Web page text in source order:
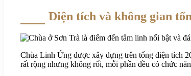
Diện tích và không gian
Chùa Linh Ứng được xây dựng trên tổng diện tích
rất rộng nhưng không rối, mỗi phần đều có chức